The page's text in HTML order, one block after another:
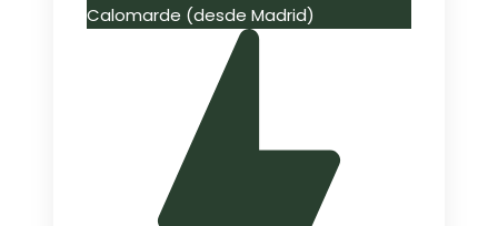
Calomarde (desde Madrid)